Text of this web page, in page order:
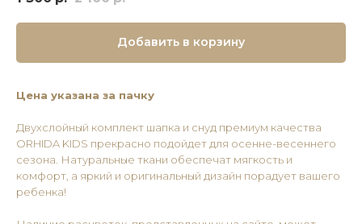
Добавить в корзину
Цена указана за пачку
Двухслойный комплект шапка и снуд премиум качества
ORHIDA KIDS прекрасно подойдет для осенне-весеннего
сезона. Натуральные ткани обеспечат мягкость и
комфорт, а яркий и оригинальный дизайн порадует вашего
ребенка!